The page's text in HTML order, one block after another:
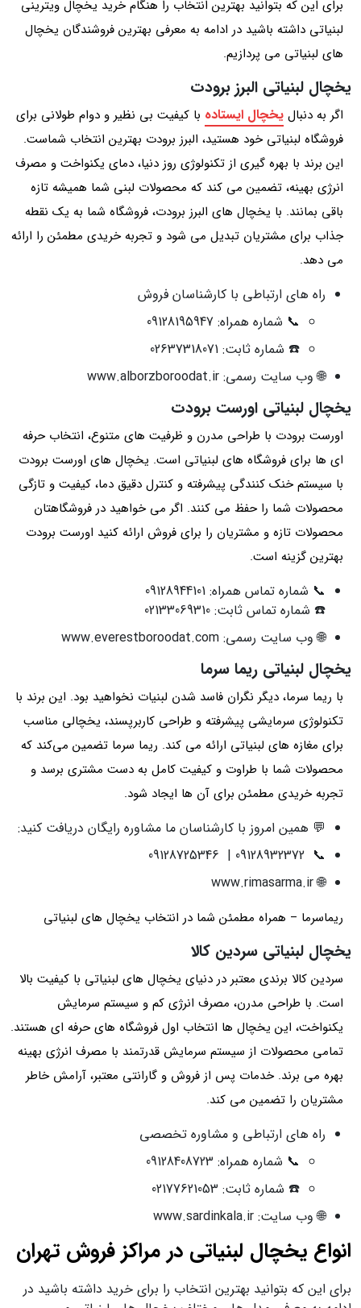
برای این که بتوانید بهترین انتخاب را هنگام خرید یخچال ویترینی
لبنیاتی داشته باشید در ادامه به معرفی بهترین فروشندگان یخچال
های لبنیاتی می پردازیم.
یخچال لبنیاتی البرز برودت
اگر به دنبال یخچال ایستاده با کیفیت بی‌ نظیر و دوام طولانی برای
فروشگاه لبنیاتی خود هستید، البرز برودت بهترین انتخاب شماست.
این برند با بهره‌ گیری از تکنولوژی روز دنیا، دمای یکنواخت و مصرف
انرژی بهینه، تضمین می‌ کند که محصولات لبنی شما همیشه تازه
باقی بمانند. با یخچال‌ های البرز برودت، فروشگاه شما به یک نقطه
جذاب برای مشتریان تبدیل می‌ شود و تجربه خریدی مطمئن را ارائه
می‌ دهد.
راه‌ های ارتباطی با کارشناسان فروش
📞 شماره همراه: 09128195947
☎️ شماره ثابت: 02637318071
🌐 وب‌ سایت رسمی: www.alborzboroodat.ir
یخچال لبنیاتی اورست برودت
اورست برودت با طراحی مدرن و ظرفیت‌ های متنوع، انتخاب حرفه‌
ای‌ ها برای فروشگاه‌ های لبنیاتی است. یخچال‌ های اورست برودت
با سیستم خنک‌ کنندگی پیشرفته و کنترل دقیق دما، کیفیت و تازگی
محصولات شما را حفظ می‌ کنند. اگر می‌ خواهید در فروشگاهتان
محصولات تازه و مشتریان را برای فروش ارائه کنید اورست برودت
بهترین گزینه است.
📞 شماره تماس همراه: 09128944101
☎️ شماره تماس ثابت: 02133069310
🌐 وب‌ سایت رسمی: www.everestboroodat.com
یخچال لبنیاتی ریما سرما
با ریما سرما، دیگر نگران فاسد شدن لبنیات نخواهید بود. این برند با
تکنولوژی سرمایشی پیشرفته و طراحی کاربرپسند، یخچالی مناسب
برای مغازه‌ های لبنیاتی ارائه می‌ کند. ریما سرما تضمین می‌کند که
محصولات شما با طراوت و کیفیت کامل به دست مشتری برسد و
تجربه خریدی مطمئن برای آن ها ایجاد شود.
💬 همین امروز با کارشناسان ما مشاوره رایگان دریافت کنید:
📞 09128932372 | 09128725346
🌐 www.rimasarma.ir
ریماسرما – همراه مطمئن شما در انتخاب یخچال‌ های لبنیاتی
یخچال لبنیاتی سردین کالا
سردین کالا برندی معتبر در دنیای یخچال‌ های لبنیاتی با کیفیت بالا
است. با طراحی مدرن، مصرف انرژی کم و سیستم سرمایش
یکنواخت، این یخچال‌ ها انتخاب اول فروشگاه‌ های حرفه‌ ای هستند.
تمامی محصولات از سیستم سرمایش قدرتمند با مصرف انرژی بهینه
بهره می‌ برند. خدمات پس از فروش و گارانتی معتبر، آرامش خاطر
مشتریان را تضمین می‌ کند.
راه‌ های ارتباطی و مشاوره تخصصی
📞 شماره همراه: 09128408723
☎️ شماره ثابت: 02177621053
🌐 وب‌ سایت: www.sardinkala.ir
انواع یخچال لبنیاتی در مراکز فروش تهران
برای این که بتوانید بهترین انتخاب را برای خرید داشته باشید در